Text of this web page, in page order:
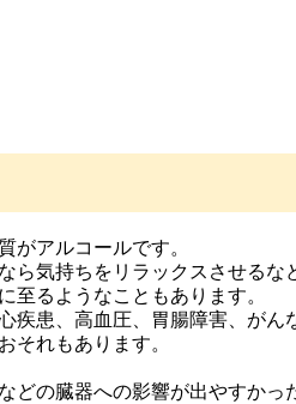
がアルコールです。
ら気持ちをリラックスさせる
至るようなこともあります。
疾患、高血圧、胃腸障害、が
それもあります。
の臓器への影響が出やすかっ